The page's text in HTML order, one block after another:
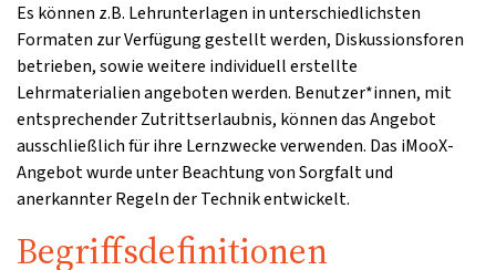
Es können z.B. Lehrunterlagen in unterschiedlichsten
Formaten zur Verfügung gestellt werden, Diskussionsforen
betrieben, sowie weitere individuell erstellte
Lehrmaterialien angeboten werden. Benutzer*innen, mit
entsprechender Zutrittserlaubnis, können das Angebot
ausschließlich für ihre Lernzwecke verwenden. Das iMooX-
Angebot wurde unter Beachtung von Sorgfalt und
anerkannter Regeln der Technik entwickelt.
Begriffsdefinitionen